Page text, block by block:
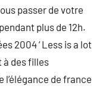
passer de votre
plus de 12h.
2004 ‘ Less is a lot
à des filles
l’élégance de france